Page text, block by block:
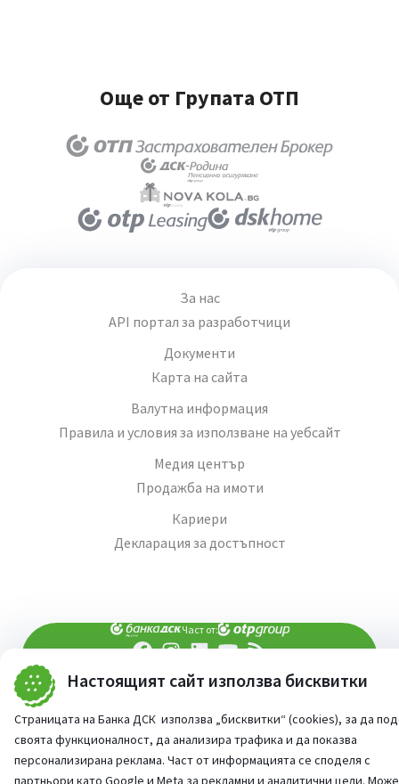
Настоящият сайт използва бисквитки
Страницата на Банка ДСК използва „бисквитки“ (cookies), за да
своята функционалност, да анализира трафика и да показва
персонализирана реклама. Част от информацията се споделя с
партньори като Google и Meta за рекламни и аналитични цели.
Още от Групата ОТП
За нас
API портал за разработчици
Документи
Карта на сайта
Валутна информация
Правила и условия за използване на уебсайт
Медия център
Продажба на имоти
Кариери
Декларация за достъпност
Част от:
При въпроси -попитай AI асистента ни
©2026
Всички права запазени
Сайт от:StudioX